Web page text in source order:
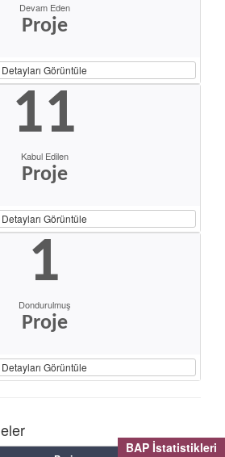
BAP İstatistikleri
Devam Eden
Proje
Detayları Görüntüle
11
Kabul Edilen
Proje
Detayları Görüntüle
1
Dondurulmuş
Proje
Detayları Görüntüle